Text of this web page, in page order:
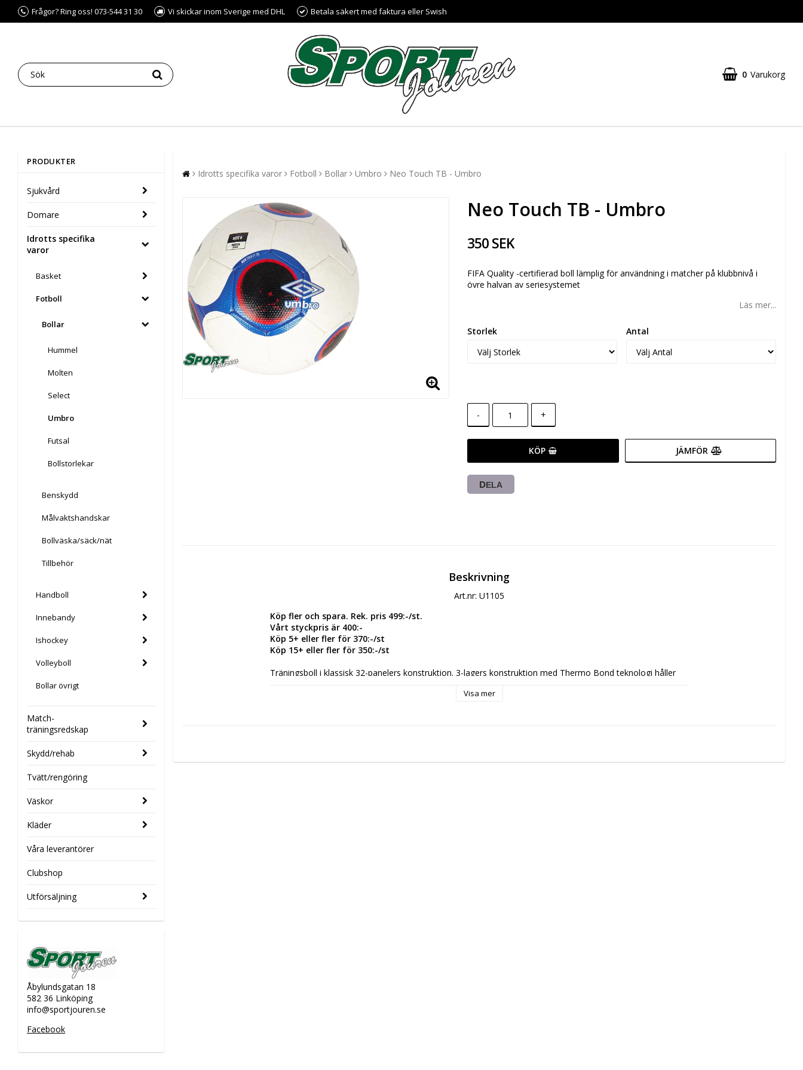
Frågor? Ring oss! 073-544 31 30 Vi skickar inom Sverige med DHL Betala säkert med faktura eller Swish
0 Varukorg
PRODUKTER
Sjukvård
Domare
Idrotts specifika
varor
Basket
Fotboll
Bollar
Hummel
Molten
Select
Umbro
Futsal
Bollstorlekar
Benskydd
Målvaktshandskar
Bollväska/säck/nät
Tillbehör
Handboll
Innebandy
Ishockey
Volleyboll
Bollar övrigt
Match-
träningsredskap
Skydd/rehab
Tvätt/rengöring
Väskor
Kläder
Våra leverantörer
Clubshop
Utförsäljning
Åbylundsgatan 18
582 36 Linköping
info@sportjouren.se
Facebook
Idrotts specifika varor Fotboll Bollar Umbro Neo Touch TB - Umbro
Neo Touch TB - Umbro
350 SEK
FIFA Quality -certifierad boll lämplig för användning i matcher på klubbnivå i
övre halvan av seriesystemet
Läs mer...
Storlek Antal
- +
KÖP JÄMFÖR
DELA
Beskrivning
Art.nr: U1105
Köp fler och spara. Rek. pris 499:-/st.
Vårt styckpris är 400:-
Köp 5+ eller fler för 370:-/st
Köp 15+ eller fler för 350:-/st
Träningsboll i klassisk 32-panelers konstruktion. 3-lagers konstruktion med Thermo Bond teknologi håller
45% Rubber, 25% Polyester, 23% EVA, 7% PU
Visa mer